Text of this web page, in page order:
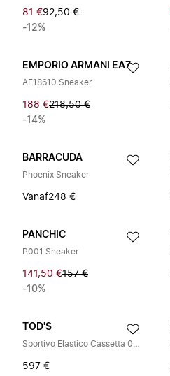
81 €92,50 €
-12%
EMPORIO ARMANI EA7
AF18610 Sneaker
188 €218,50 €
-14%
BARRACUDA
Phoenix Sneaker
Vanaf248 €
PANCHIC
P001 Sneaker
141,50 €157 €
-10%
TOD'S
Sportivo Elastico Cassetta 04L
597 €